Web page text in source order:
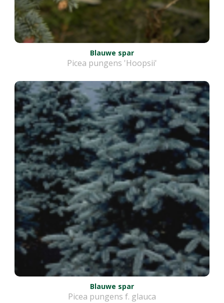
Blauwe spar
Picea pungens 'Hoopsii'
Blauwe spar
Picea pungens f. glauca